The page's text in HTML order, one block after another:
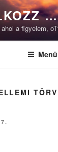
…
a figyelem,
Menü